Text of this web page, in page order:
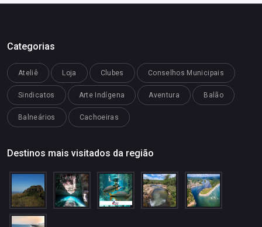
Categorias
Ateliê Loja Clubes Conselhos Municipais
Sindicatos Arte Indígena Aventura Balão
Balneários Cachoeiras
Destinos mais visitados da região